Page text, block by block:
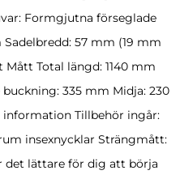
Formgjutna förseglade
57 mm (19 mm
Mått Total längd: 1140 mm
335 mm Midja: 230
Tillbehör ingår:
insexnycklar Strängmått:
det lättare för dig att börja